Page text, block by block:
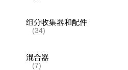
组分收集器和配件
(34)
混合器
(7)